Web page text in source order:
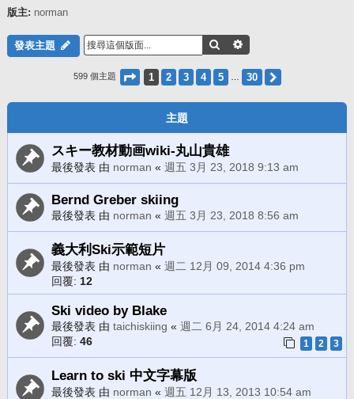
版主: norman
發表主題 搜尋
599 個主題 第1 頁 (共 頁)
1 2 3 4 5 30
主題
スキー教材動画wiki-丸山貴雄
最後發表 由 norman « 週五 3月 23, 2018 9:13 am
Bernd Greber skiing
最後發表 由 norman « 週五 3月 23, 2018 8:56 am
義大利Ski示範短片
最後發表 由 norman « 週二 12月 09, 2014 4:36 pm
回覆: 12
Ski video by Blake
最後發表 由 taichiskiing « 週二 6月 24, 2014 4:24 am
回覆: 46 1 2 3
Learn to ski 中文字幕版
最後發表 由 norman « 週五 12月 13, 2013 10:54 am